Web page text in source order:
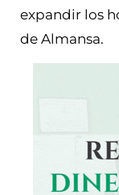
expandir los
de Almansa.